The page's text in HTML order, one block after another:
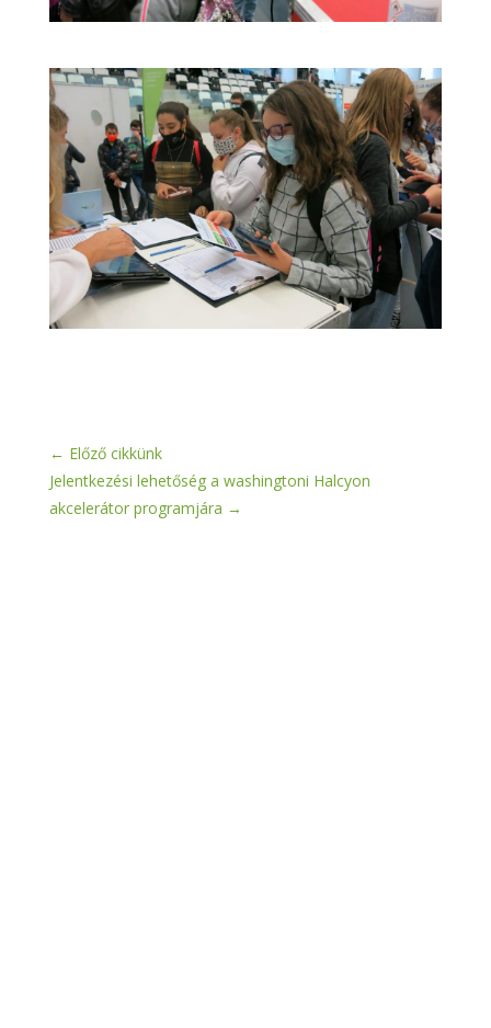
← Előző cikkünk
Jelentkezési lehetőség a washingtoni Halcyon
akcelerátor programjára →